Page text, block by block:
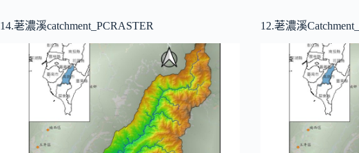
14.荖濃溪catchment_PCRASTER 12.荖濃溪